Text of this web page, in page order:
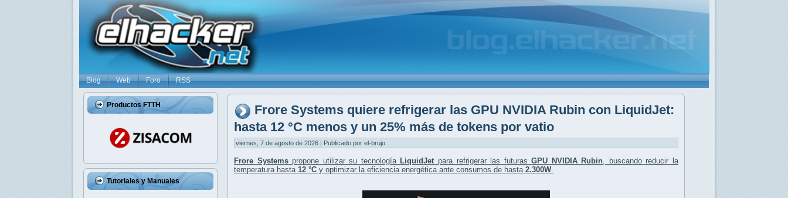
Blog Web Foro RSS
Productos FTTH
Tutoriales y Manuales
Frore Systems quiere refrigerar las GPU NVIDIA Rubin con LiquidJet:
hasta 12 °C menos y un 25% más de tokens por vatio
viernes, 7 de agosto de 2026 | Publicado por el-brujo
Frore Systemspropone utilizar su tecnología LiquidJet para refrigerar las futurasGPU NVIDIA Rubin , buscando reducir la
temperatura hasta 12 °C y optimizar la eficiencia energética ante consumos de hasta 2.300W